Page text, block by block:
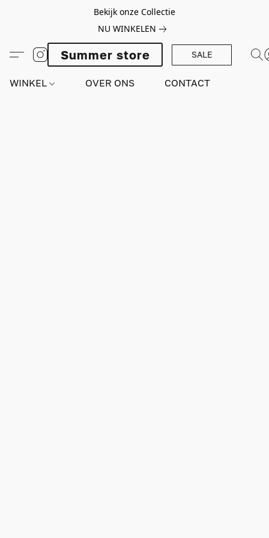
Bekijk onze Collectie
NU WINKELEN
Summer store SALE
WINKEL OVER ONS CONTACT